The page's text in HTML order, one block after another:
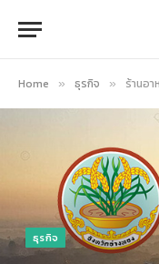
Home » ธุรกิจ » ร้านอ
ธุรกิจ